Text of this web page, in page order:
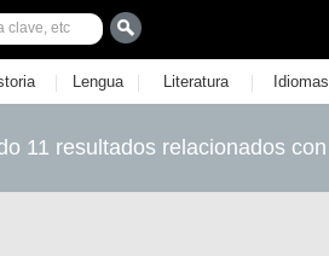
| Lengua | Literatura | Idiomas
11 resultados relacionados con